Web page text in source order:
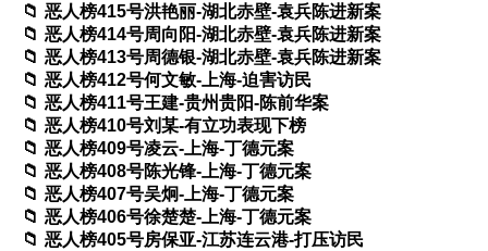
恶人榜415号洪艳丽-湖北赤壁-袁兵陈进新案
恶人榜414号周向阳-湖北赤壁-袁兵陈进新案
恶人榜413号周德银-湖北赤壁-袁兵陈进新案
恶人榜412号何文敏-上海-迫害访民
恶人榜411号王建-贵州贵阳-陈前华案
恶人榜410号刘某-有立功表现下榜
恶人榜409号凌云-上海-丁德元案
恶人榜408号陈光锋-上海-丁德元案
恶人榜407号吴炯-上海-丁德元案
恶人榜406号徐楚楚-上海-丁德元案
恶人榜405号房保亚-江苏连云港-打压访民